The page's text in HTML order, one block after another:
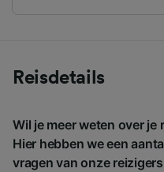
Reisdetails
Wil je meer weten over je
Hier hebben we een
vragen van onze